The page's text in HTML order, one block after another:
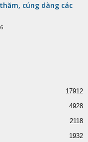
cúng dàng các
17912
4928
2118
1932